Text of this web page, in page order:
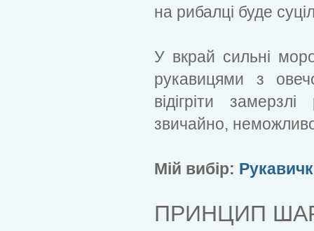
на рибалці буде
У вкрай сильні
рукавицями з
відігріти
звичайно,
Мій вибір:
ПРИНЦИП